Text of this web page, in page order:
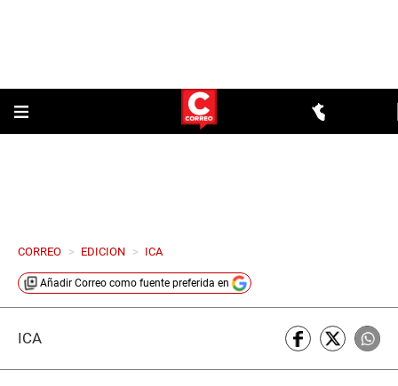
CORREO > EDICION > ICA
Añadir Correo como fuente preferida en
ICA